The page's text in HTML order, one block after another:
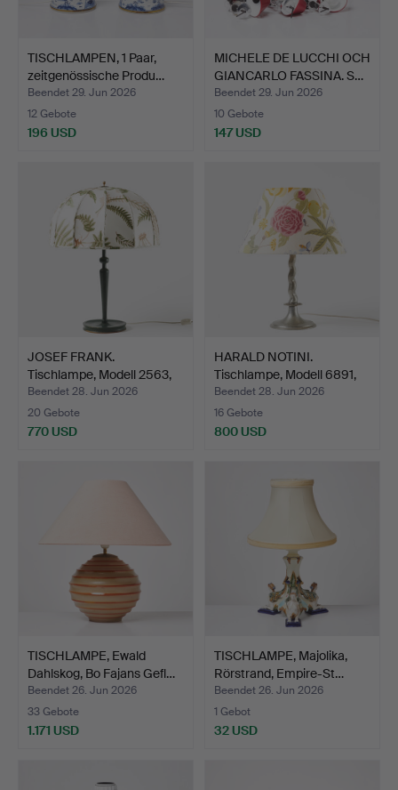
TISCHLAMPEN, 1 Paar,
zeitgenössische Produ…
Beendet 29. Jun 2026
12 Gebote
196 USD
MICHELE DE LUCCHI OCH
GIANCARLO FASSINA. S…
Beendet 29. Jun 2026
10 Gebote
147 USD
JOSEF FRANK.
Tischlampe, Modell 2563,
Firm…
Beendet 28. Jun 2026
20 Gebote
770 USD
HARALD NOTINI.
Tischlampe, Modell 6891,
Ar…
Beendet 28. Jun 2026
16 Gebote
800 USD
TISCHLAMPE, Ewald
Dahlskog, Bo Fajans Gefl…
Beendet 26. Jun 2026
33 Gebote
1.171 USD
TISCHLAMPE, Majolika,
Rörstrand, Empire-St…
Beendet 26. Jun 2026
1 Gebot
32 USD